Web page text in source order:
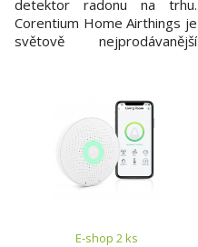
detektor radonu na trhu.
Corentium Home Airthings je
světově nejprodávanější
fyziky částic CERN a je vůbec
prvním digitálním
detektorem radonu
napájeným z baterií.
Radonový plyn se nachází v
každé budově, během dne
E-shop 2 ks